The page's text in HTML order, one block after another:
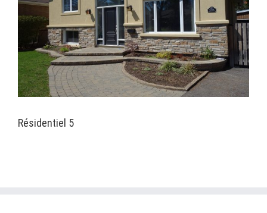
Résidentiel 5